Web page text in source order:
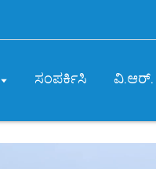
ಸಂಪರ್ಕಿಸಿ ವಿ.ಆರ್.